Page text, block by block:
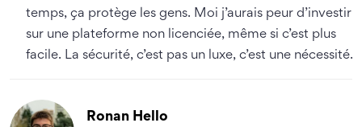
temps, ça protège les gens. Moi j’aurais peur d’investir
sur une plateforme non licenciée, même si c’est plus
facile. La sécurité, c’est pas un luxe, c’est une nécessité.
Ronan Hello